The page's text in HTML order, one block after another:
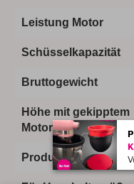
Leistung Motor
Schüsselkapazität
Bruttogewicht
Höhe mit gekipptem
Motorkopf
Produktabmessung
Kitty